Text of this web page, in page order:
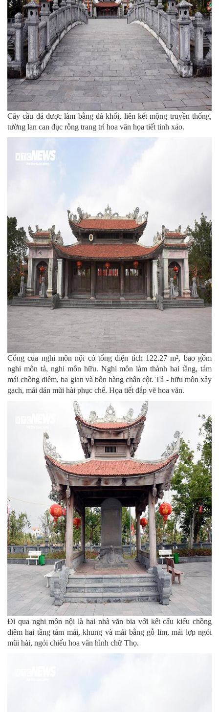
Cây cầu đá được làm bằng đá khối, liên kết mộng truyền thống,
tường lan can đục rỗng trang trí hoa văn họa tiết tinh xảo.
Cổng của nghi môn nội có tổng diện tích 122.27 m², bao gồm
nghi môn tả, nghi môn hữu. Nghi môn làm thành hai tầng, tám
mái chồng diêm, ba gian và bốn hàng chân cột. Tả - hữu môn xây
gạch, mái dán mũi hài phục chế. Họa tiết đắp vẽ hoa văn.
Đi qua nghi môn nội là hai nhà văn bia với kết cấu kiểu chồng
diêm hai tầng tám mái, khung và mái bằng gỗ lim, mái lợp ngói
mũi hài, ngói chiếu hoa văn hình chữ Thọ.